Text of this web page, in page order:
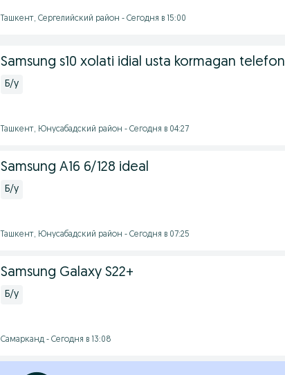
Ташкент, Сергелийский район - Сегодня в 15:00
Samsung s10 xolati idial usta kormagan telefon
Б/у
Ташкент, Юнусабадский район - Сегодня в 04:27
Samsung A16 6/128 ideal
Б/у
Ташкент, Юнусабадский район - Сегодня в 07:25
Samsung Galaxy S22+
Б/у
Самарканд - Сегодня в 13:08